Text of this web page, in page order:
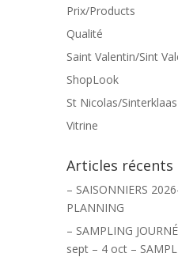
Prix/Products
Qualité
Saint Valentin/Sint
ShopLook
St Nicolas/Sinterklaas
Vitrine
Articles récents
– SAISONNIERS
PLANNING
– SAMPLING
sept – 4 oct –